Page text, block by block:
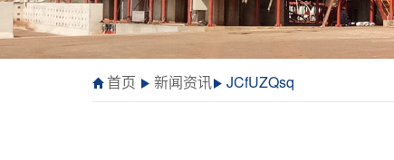
首页 新闻资讯 JCfUZQsq